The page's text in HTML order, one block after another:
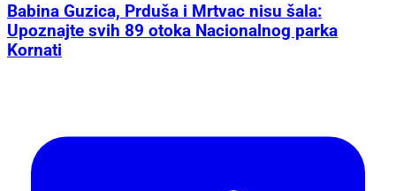
Babina Guzica, Prduša i Mrtvac nisu šala:
Upoznajte svih 89 otoka Nacionalnog parka
Kornati